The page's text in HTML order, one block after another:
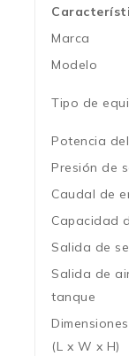
Marca
Modelo
Tipo de
Potencia
Presión de
Caudal de
Capacidad
Salida de
Salida de
tanque
(L x W x H)